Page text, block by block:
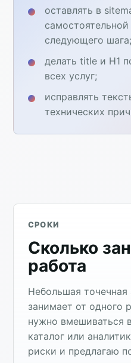
оставлять в
следующего шага;
делать title и H1
всех услуг;
исправлять
технических
СРОКИ
Сколько
работа
Небольшая точечная
занимает от одного
нужно вмешиваться
каталог или
риски и предлагаю